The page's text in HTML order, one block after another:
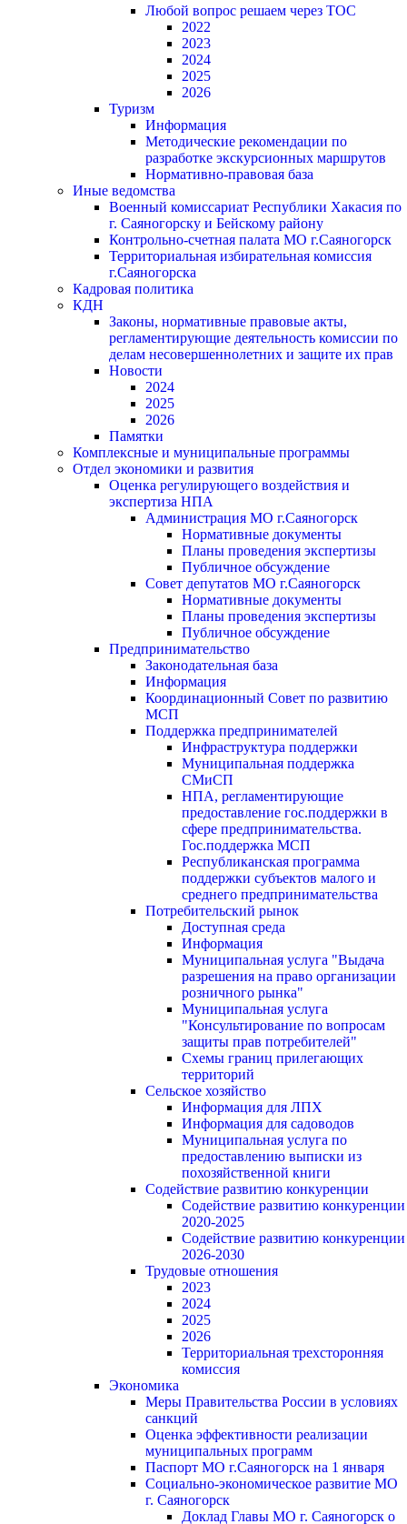
Любой вопрос решаем через ТОС
2022
2023
2024
2025
2026
Туризм
Информация
Методические рекомендации по
разработке экскурсионных маршрутов
Нормативно-правовая база
Иные ведомства
Военный комиссариат Республики Хакасия по
г. Саяногорску и Бейскому району
Контрольно-счетная палата МО г.Саяногорск
Территориальная избирательная комиссия
г.Саяногорска
Кадровая политика
КДН
Законы, нормативные правовые акты,
регламентирующие деятельность комиссии по
делам несовершеннолетних и защите их прав
Новости
2024
2025
2026
Памятки
Комплексные и муниципальные программы
Отдел экономики и развития
Оценка регулирующего воздействия и
экспертиза НПА
Администрация МО г.Саяногорск
Нормативные документы
Планы проведения экспертизы
Публичное обсуждение
Совет депутатов МО г.Саяногорск
Нормативные документы
Планы проведения экспертизы
Публичное обсуждение
Предпринимательство
Законодательная база
Информация
Координационный Совет по развитию
МСП
Поддержка предпринимателей
Инфраструктура поддержки
Муниципальная поддержка
СМиСП
НПА, регламентирующие
предоставление гос.поддержки в
сфере предпринимательства.
Гос.поддержка МСП
Республиканская программа
поддержки субъектов малого и
среднего предпринимательства
Потребительский рынок
Доступная среда
Информация
Муниципальная услуга "Выдача
разрешения на право организации
розничного рынка"
Муниципальная услуга
"Консультирование по вопросам
защиты прав потребителей"
Схемы границ прилегающих
территорий
Сельское хозяйство
Информация для ЛПХ
Информация для садоводов
Муниципальная услуга по
предоставлению выписки из
похозяйственной книги
Содействие развитию конкуренции
Содействие развитию конкуренции
2020-2025
Содействие развитию конкуренции
2026-2030
Трудовые отношения
2023
2024
2025
2026
Территориальная трехсторонняя
комиссия
Экономика
Меры Правительства России в условиях
санкций
Оценка эффективности реализации
муниципальных программ
Паспорт МО г.Саяногорск на 1 января
Социально-экономическое развитие МО
г. Саяногорск
Доклад Главы МО г. Саяногорск о